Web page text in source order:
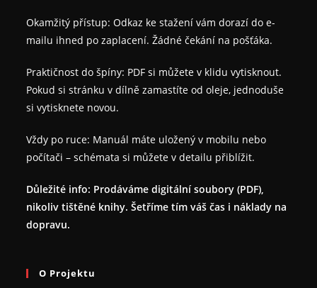
Okamžitý přístup: Odkaz ke stažení vám dorazí do e-
mailu ihned po zaplacení. Žádné čekání na pošťáka.
Praktičnost do špíny: PDF si můžete v klidu vytisknout.
Pokud si stránku v dílně zamastíte od oleje, jednoduše
si vytisknete novou.
Vždy po ruce: Manuál máte uložený v mobilu nebo
počítači – schémata si můžete v detailu přiblížit.
Důležité info: Prodáváme digitální soubory (PDF),
nikoliv tištěné knihy. Šetříme tím váš čas i náklady na
dopravu.
O Projektu